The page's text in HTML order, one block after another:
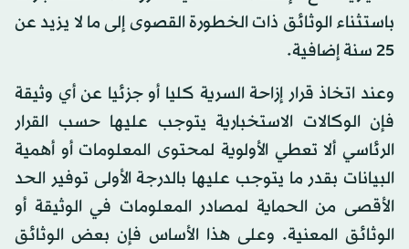
باستثناء الوثائق ذات الخطورة القصوى إلى ما لا يزيد عن
25 سنة إضافية.
وعند اتخاذ قرار إزاحة السرية كليا أو جزئيا عن أي وثيقة
فإن الوكالات الاستخبارية يتوجب عليها حسب القرار
الرئاسي ألا تعطي الأولوية لمحتوى المعلومات أو أهمية
البيانات بقدر ما يتوجب عليها بالدرجة الأولى توفير الحد
الأقصى من الحماية لمصادر المعلومات في الوثيقة أو
الوثائق المعنية. وعلى هذا الأساس فإن بعض الوثائق